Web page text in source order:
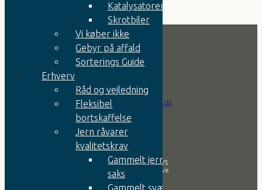
Kontakt
Tlf.:+45 9752 0666
Email: info@jernesper.dk
Firma
Aa. Espersen & Søn A/S
Svansøvej 2, 7800 Skive
CVR nr.: 42607819
Katalysatorer
Skrotbiler
Vi køber ikke
Gebyr på affald
Sorterings Guide
Erhverv
Råd og vejledning
Fleksibel
bortskaffelse
Jern råvarer
kvalitetskrav
Gammelt jern til
saks
Gammelt svært